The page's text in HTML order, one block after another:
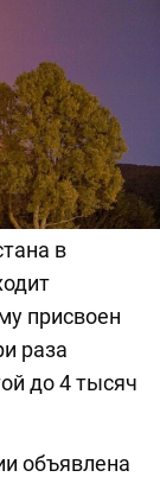
в
присвоен
раза
до 4 тысяч
объявлена